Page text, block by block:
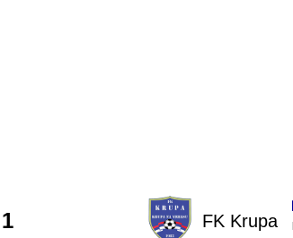
FK Krupa
1